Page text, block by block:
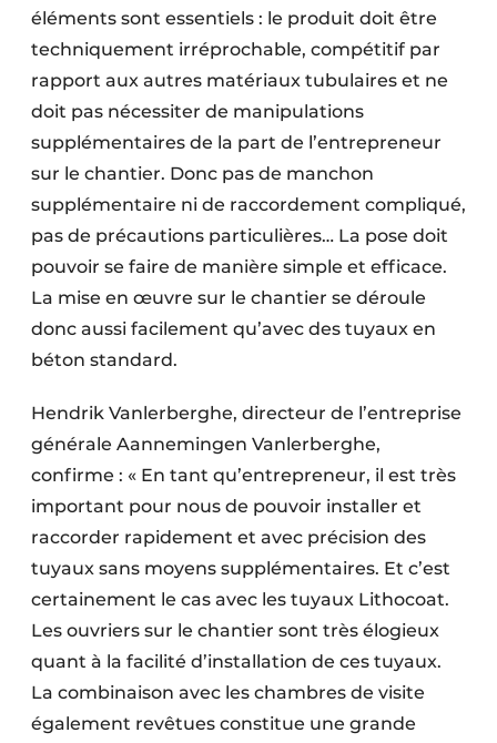
éléments sont essentiels : le produit doit être
techniquement irréprochable, compétitif par
rapport aux autres matériaux tubulaires et ne
doit pas nécessiter de manipulations
supplémentaires de la part de l’entrepreneur
sur le chantier. Donc pas de manchon
supplémentaire ni de raccordement compliqué,
pas de précautions particulières… La pose doit
pouvoir se faire de manière simple et efficace.
La mise en œuvre sur le chantier se déroule
donc aussi facilement qu’avec des tuyaux en
béton standard.
Hendrik Vanlerberghe, directeur de l’entreprise
générale Aan­nemingen Vanlerberghe,
confirme : « En tant qu’entrepreneur, il est très
impor­tant pour nous de pouvoir installer et
raccorder rapidement et avec précision des
tuyaux sans moyens supplémentaires. Et c’est
certainement le cas avec les tuyaux Lithocoat.
Les ouvriers sur le chantier sont très élogieux
quant à la facilité d’installation de ces tuyaux.
La combinaison avec les chambres de visite
également revêtues constitue une grande